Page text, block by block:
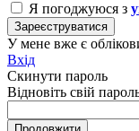
Я погоджуюся з
Зареєструватися
У мене вже є
Вхід
Скинути пароль
Відновіть свій